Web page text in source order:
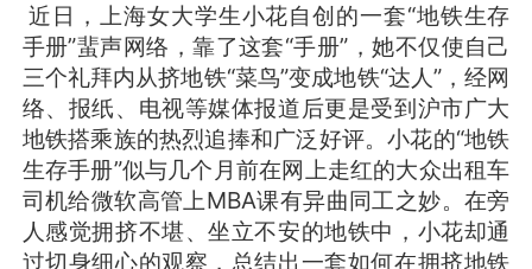
近日，上海女大学生小花自创的一套“地铁生存
手册”蜚声网络，靠了这套“手册”，她不仅使自己
三个礼拜内从挤地铁“菜鸟”变成地铁“达人”，经网
络、报纸、电视等媒体报道后更是受到沪市广大
地铁搭乘族的热烈追捧和广泛好评。小花的“地铁
生存手册”似与几个月前在网上走红的大众出租车
司机给微软高管上MBA课有异曲同工之妙。在旁
人感觉拥挤不堪、坐立不安的地铁中，小花却通
过切身细心的观察，总结出一套如何在拥挤地铁